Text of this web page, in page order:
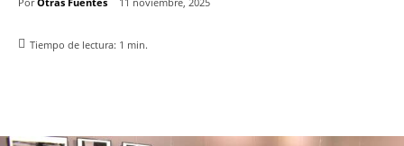
Tiempo de lectura: 1 min.